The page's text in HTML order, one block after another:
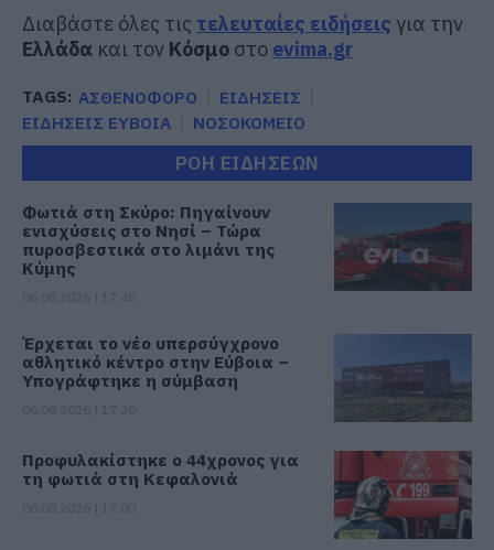
Διαβάστε όλες τις τελευταίες ειδήσεις για την
Ελλάδα και τον Κόσμο στο evima.gr
TAGS: ΑΣΘΕΝΟΦΟΡΟ
ΕΙΔΗΣΕΙΣ
ΕΙΔΗΣΕΙΣ ΕΥΒΟΙΑ
ΝΟΣΟΚΟΜΕΙΟ
ΡΟΗ ΕΙΔΗΣΕΩΝ
Φωτιά στη Σκύρο: Πηγαίνουν
ενισχύσεις στο Νησί – Τώρα
πυροσβεστικά στο λιμάνι της
Κύμης
Έρχεται το νέο υπερσύγχρονο
αθλητικό κέντρο στην Εύβοια –
Υπογράφτηκε η σύμβαση
Προφυλακίστηκε ο 44χρονος για
τη φωτιά στη Κεφαλονιά